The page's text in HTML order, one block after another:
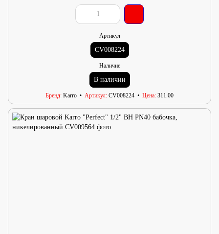
Артикул
CV008224
Наличие
В наличии
Бренд Karro Артикул CV008224 Цена 311.00